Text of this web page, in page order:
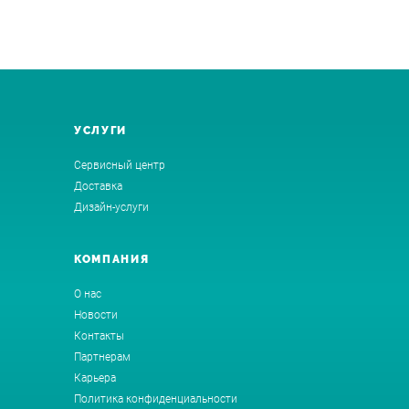
УСЛУГИ
Сервисный центр
Доставка
Дизайн-услуги
КОМПАНИЯ
О нас
Новости
Контакты
Партнерам
Карьера
Политика конфиденциальности